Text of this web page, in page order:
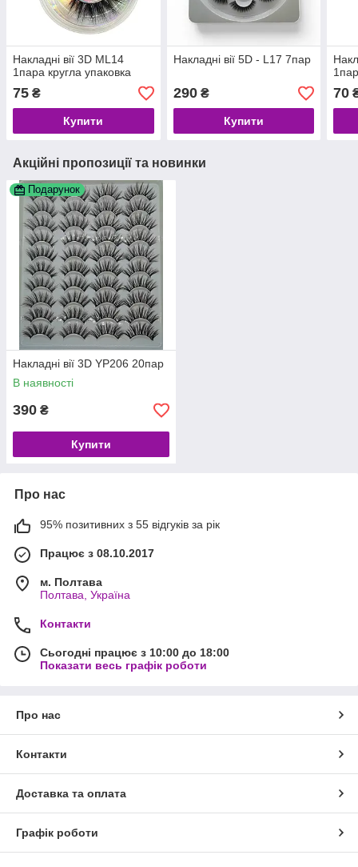
Накладні вії 3D ML14
1пара кругла упаковка
75 ₴
Купити
Накладні вії 5D - L17 7пар
290₴
Купити
70
Акційні пропозиції та новинки
Подарунок
Накладні вії 3D YP206 20пар
В наявності
390 ₴
Купити
Про нас
95% позитивних з 55 відгуків за рік
Працює з 08.10.2017
м. Полтава
Полтава, Україна
Контакти
Сьогодні працює з 10:00 до 18:00
Показати весь графік роботи
Про нас
Контакти
Доставка та оплата
Графік роботи